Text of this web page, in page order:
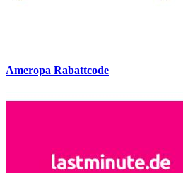
Ameropa Rabattcode